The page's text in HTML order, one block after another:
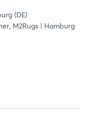
(DE)
M2Rugs | Hamburg